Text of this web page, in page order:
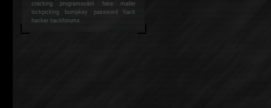
cracking programování fake mailer
lockpicking bumpkey password hack
hackerhackforums